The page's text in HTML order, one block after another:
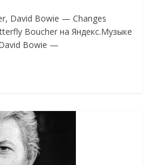
David Bowie — Changes
Boucher на Яндекс.Музыке
Bowie —